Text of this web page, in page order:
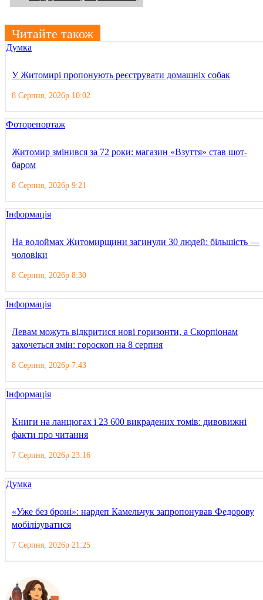
Читайте також
Думка
У Житомирі пропонують реєструвати домашніх собак
8 Серпня, 2026р 10:02
Фоторепортаж
Житомир змінився за 72 роки: магазин «Взуття» став шот-
баром
8 Серпня, 2026р 9:21
Інформація
На водоймах Житомирщини загинули 30 людей: більшість —
чоловіки
8 Серпня, 2026р 8:30
Інформація
Левам можуть відкритися нові горизонти, а Скорпіонам
захочеться змін: гороскоп на 8 серпня
8 Серпня, 2026р 7:43
Інформація
Книги на ланцюгах і 23 600 викрадених томів: дивовижні
факти про читання
7 Серпня, 2026р 23:16
Думка
«Уже без броні»: нардеп Камельчук запропонував Федорову
мобілізуватися
7 Серпня, 2026р 21:25